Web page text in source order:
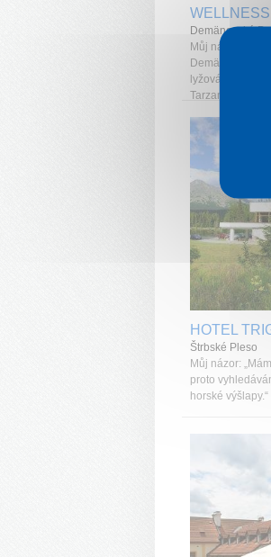
Demänovská
Můj názor:
Demänovské
lyžování a
Tarzania je…“
HOTEL
Štrbské Pleso
Můj názor:
proto
horské výšlapy.“